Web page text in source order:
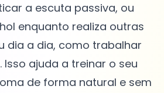
a escuta passiva, ou
enquanto realiza outras
dia a dia, como trabalhar
ajuda a treinar o seu
de forma natural e sem